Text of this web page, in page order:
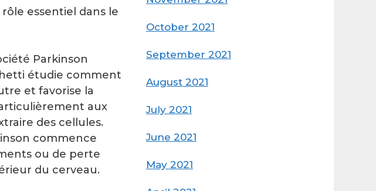
essentiel dans le
Parkinson
étudie comment
et favorise la
aux
des cellules.
commence
ou de perte
du cerveau.
October 2021
September 2021
August 2021
July 2021
June 2021
May 2021